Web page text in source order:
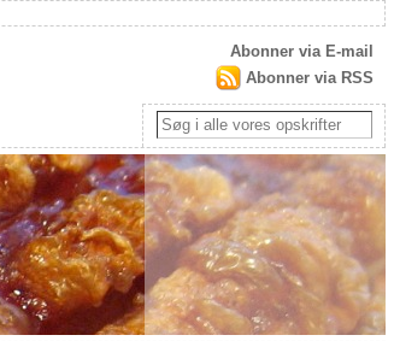
Abonner via E-mail
Abonner via RSS